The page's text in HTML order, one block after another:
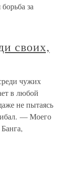
за
своих,
чужих
в любой
не пытаясь
— Моего